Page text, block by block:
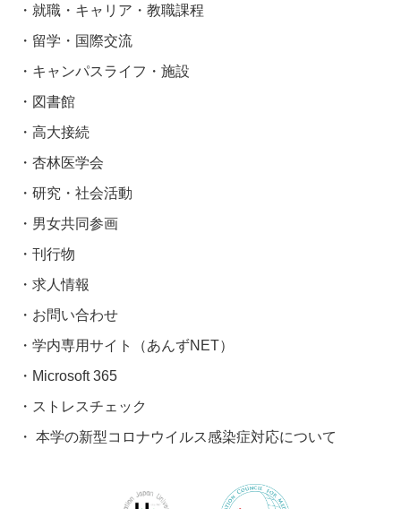
就職・キャリア・教職課程
留学・国際交流
キャンパスライフ・施設
図書館
高大接続
杏林医学会
研究・社会活動
男女共同参画
刊行物
求人情報
お問い合わせ
学内専用サイト（あんずNET）
Microsoft 365
ストレスチェック
本学の新型コロナウイルス感染症対応について